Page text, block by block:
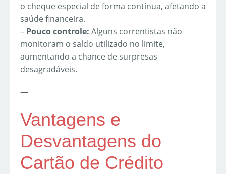
o cheque especial de forma contínua, afetando a
saúde financeira.
– Pouco controle: Alguns correntistas não
monitoram o saldo utilizado no limite,
aumentando a chance de surpresas
desagradáveis.
—
Vantagens e
Desvantagens do
Cartão de Crédito